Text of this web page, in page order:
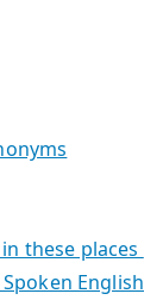
these places
English